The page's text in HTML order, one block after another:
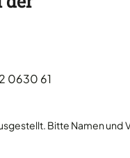
0630 61
Bitte Namen und